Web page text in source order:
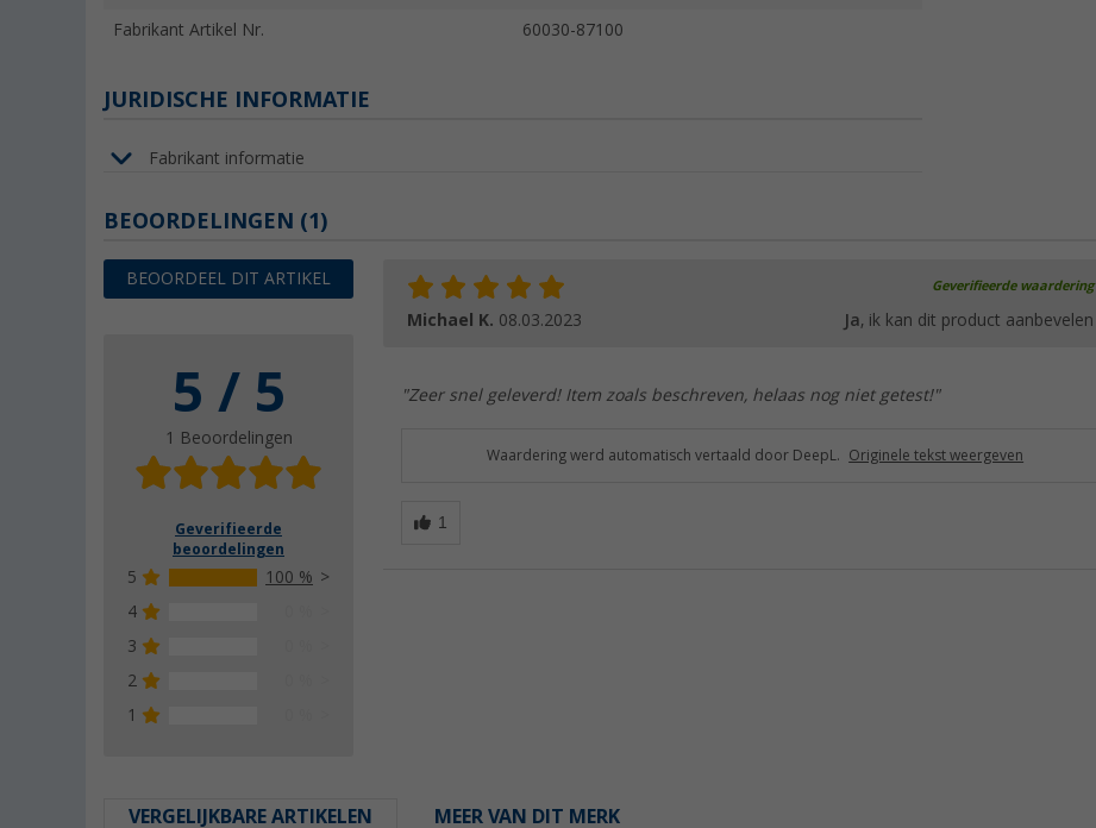
Fabrikant Artikel Nr. 60030-87100
JURIDISCHE INFORMATIE
Fabrikant informatie
BEOORDELINGEN (1)
BEOORDEEL DIT ARTIKEL
5 / 5
1 Beoordelingen
Geverifieerde
beoordelingen
5
100 %
4
3
2
1
Geverifieerde waardering
Michael K. 08.03.2023 Ja, ik kan dit product aanbevelen
"Zeer snel geleverd! Item zoals beschreven, helaas nog niet getest!"
Waardering werd automatisch vertaald door DeepL. Originele tekst weergeven
VERGELIJKBARE ARTIKELEN MEER VAN DIT MERK